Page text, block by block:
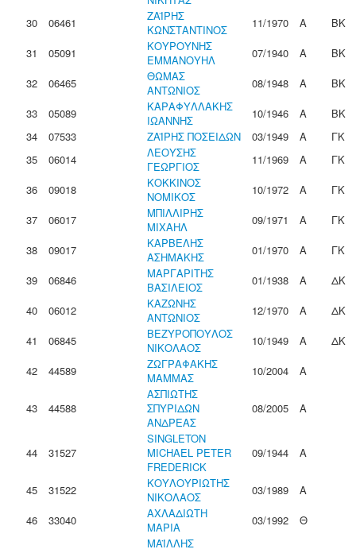
30
06461
ΖΑΪΡΗΣ
ΚΩΝΣΤΑΝΤΙΝΟΣ
11/1970 Α
ΒΚ
31
05091
ΚΟΥΡΟΥΝΗΣ
ΕΜΜΑΝΟΥΗΛ
07/1940 Α
ΒΚ
32
06465
ΘΩΜΑΣ
ΑΝΤΩΝΙΟΣ
08/1948 Α
ΒΚ
33
05089
ΚΑΡΑΦΥΛΛΑΚΗΣ
ΙΩΑΝΝΗΣ
10/1946 Α
ΒΚ
34
07533 ΖΑΪΡΗΣ ΠΟΣΕΙΔΩΝ 03/1949 Α
ΓΚ
35
06014
ΛΕΟΥΣΗΣ
ΓΕΩΡΓΙΟΣ
11/1969 Α
ΓΚ
36
09018
ΚΟΚΚΙΝΟΣ
ΝΟΜΙΚΟΣ
10/1972 Α
ΓΚ
37
06017
ΜΠΙΛΛΙΡΗΣ
ΜΙΧΑΗΛ
09/1971 Α
ΓΚ
38
09017
ΚΑΡΒΕΛΗΣ
ΑΣΗΜΑΚΗΣ
01/1970 Α
ΓΚ
39
06846
ΜΑΡΓΑΡΙΤΗΣ
ΒΑΣΙΛΕΙΟΣ
01/1938 Α
ΔΚ
40
06012
ΚΑΖΩΝΗΣ
ΑΝΤΩΝΙΟΣ
12/1970 Α
ΔΚ
41
06845
ΒΕΖΥΡΟΠΟΥΛΟΣ
ΝΙΚΟΛΑΟΣ
10/1949 Α
ΔΚ
42
44589
ΖΩΓΡΑΦΑΚΗΣ
ΜΑΜΜΑΣ
10/2004 Α
43 44588
ΑΣΠΙΩΤΗΣ
ΣΠΥΡΙΔΩΝ
ΑΝΔΡΕΑΣ
08/2005 Α
44 31527
SINGLETON
MICHAEL PETER
FREDERICK
09/1944 Α
45 31522
ΚΟΥΛΟΥΡΙΩΤΗΣ
ΝΙΚΟΛΑΟΣ
03/1989
Α
46
33040
ΑΧΛΑΔΙΩΤΗ
ΜΑΡΙΑ
03/1992 Θ
ΜΑΪΛΛΗΣ